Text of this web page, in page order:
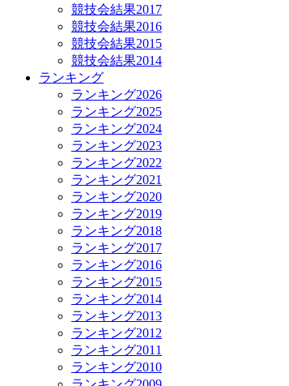
競技会結果2017
競技会結果2016
競技会結果2015
競技会結果2014
ランキング
ランキング2026
ランキング2025
ランキング2024
ランキング2023
ランキング2022
ランキング2021
ランキング2020
ランキング2019
ランキング2018
ランキング2017
ランキング2016
ランキング2015
ランキング2014
ランキング2013
ランキング2012
ランキング2011
ランキング2010